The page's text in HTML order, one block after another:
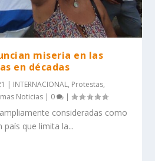
miseria en las
en décadas
| INTERNACIONAL, Protestas,
Noticias | 0 |
consideradas como
que limita la...